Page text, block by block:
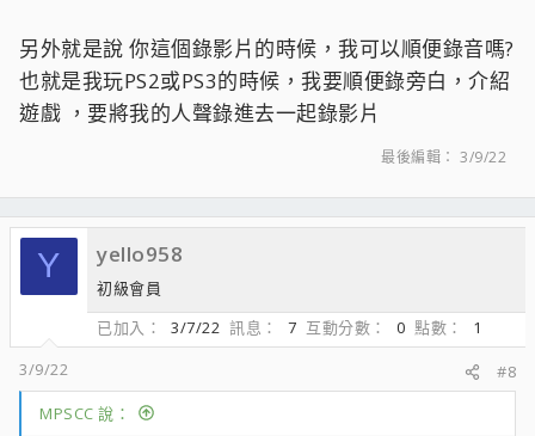
另外就是說 你這個錄影片的時候，我可以順便錄音嗎?
也就是我玩PS2或PS3的時候，我要順便錄旁白，介紹
遊戲 ，要將我的人聲錄進去一起錄影片
最後編輯： 3/9/22
Y yello958
初級會員
已加入
3/7/22 訊息 7 互動分數 0 點數
1
3/9/22
#8
MPSCC 說：